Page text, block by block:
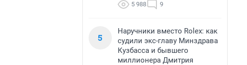
5 988 9
5
Наручники вместо Rolex: как
судили экс-главу Минздрава
Кузбасса и бывшего
миллионера Дмитрия